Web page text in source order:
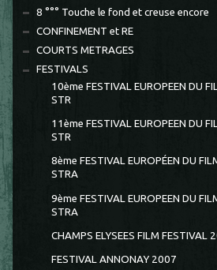
8 °°° Touche le fond et creuse encore
CONFINEMENT et RE
COURTS METRAGES
FESTIVALS
10ème FESTIVAL EUROPEEN DU
STR
11ème FESTIVAL EUROPEEN DU
STR
8ème FESTIVAL EUROPÉEN DU
STRA
9ème FESTIVAL EUROPEEN DU
STRA
CHAMPS ELYSEES FILM FESTIVAL
FESTIVAL ANNONAY 2007